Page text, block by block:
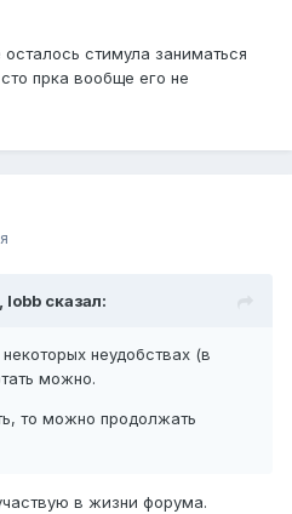
стимула заниматься
прка вообще его не
lobb сказал:
неудобствах (в
можно.
то можно продолжать
в жизни форума.